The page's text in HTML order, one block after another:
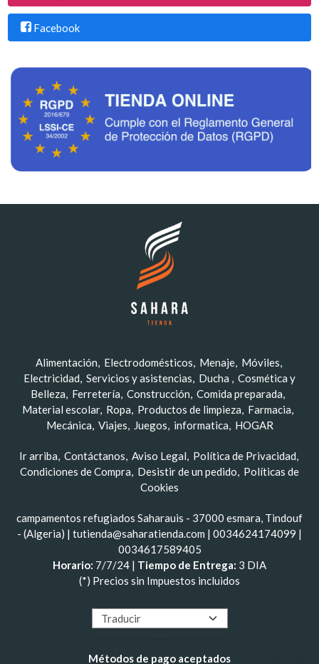
Facebook
Alimentación Electrodomésticos Menaje Móviles
Electricidad Servicios y asistencias Ducha
Cosmética y
Belleza
Ferretería Construcción Comida preparada
Material escolar Ropa Productos de limpieza
Farmacia
Mecánica Viajes Juegos informatica HOGAR
Ir arriba Contáctanos Aviso Legal
Política de Privacidad
Condiciones de Compra
Desistir de un pedido
Políticas de
Cookies
campamentos refugiados Saharauis - 37000 esmara, Tindouf
- (Algeria) | tutienda@saharatienda.com | 0034624174099 |
0034617589405
Horario: 7/7/24 | Tiempo de Entrega: 3 DIA
(*) Precios sin Impuestos incluidos
Métodos de pago aceptados